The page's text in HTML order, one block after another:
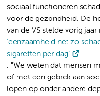
sociaal functioneren
voor de gezondheid. De
van de VS stelde vorig
‘eenzaamheid net zo
sigaretten per dag’
. "We weten dat mensen
of met een gebrek aan
lopen op onder andere